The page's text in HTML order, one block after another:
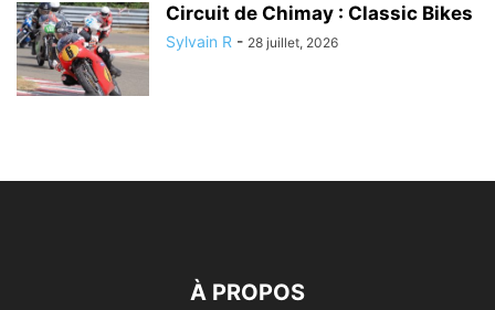
Circuit de Chimay : Classic Bikes
Sylvain R - 28 juillet, 2026
À PROPOS